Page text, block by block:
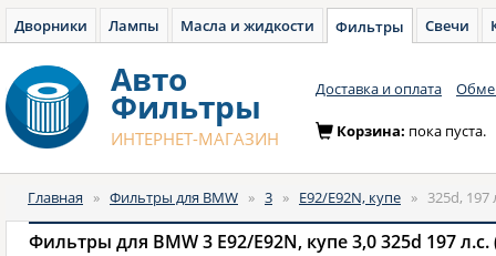
Дворники Лампы Масла и жидкости Фильтры Свечи
Авто
Фильтры
ИНТЕРНЕТ-МАГАЗИН
Доставка и оплата
Корзина: пока пуста.
Главная » Фильтры для BMW » 3 » E92/E92N, купе » 325d, 197
Фильтры для BMW 3 E92/E92N, купе 3,0 325d 197